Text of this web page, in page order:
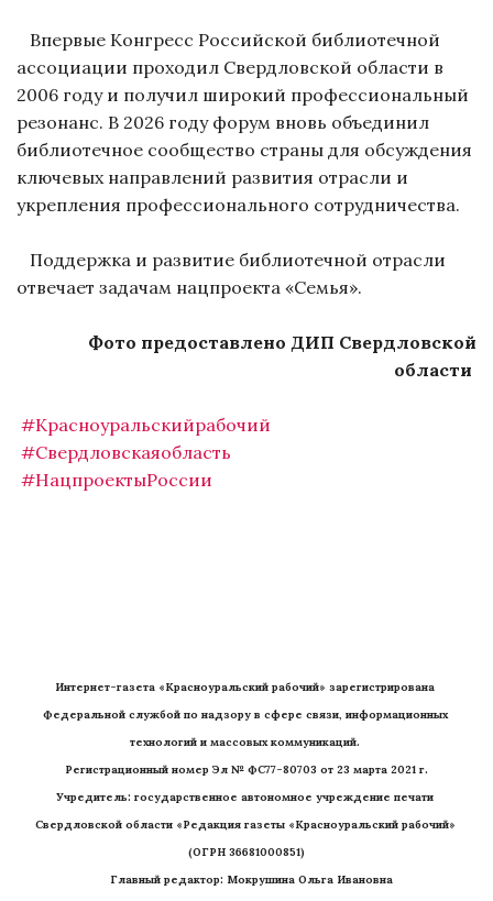
Впервые Конгресс Российской библиотечной
ассоциации проходил Свердловской области в
2006 году и получил широкий профессиональный
резонанс. В 2026 году форум вновь объединил
библиотечное сообщество страны для обсуждения
ключевых направлений развития отрасли и
укрепления профессионального сотрудничества.
Поддержка и развитие библиотечной отрасли
отвечает задачам нацпроекта «Семья».
Фото предоставлено ДИП Свердловской
области
#Красноуральскийрабочий
#Свердловскаяобласть
#НацпроектыРоссии
Интернет-газета «Красноуральский рабочий» зарегистрирована
Федеральной службой по надзору в сфере связи, информационных
технологий и массовых коммуникаций.
Регистрационный номер Эл № ФС77-80703 от 23 марта 2021 г.
Учредитель: государственное автономное учреждение печати
Свердловской области «Редакция газеты «Красноуральский рабочий»
(ОГРН 36681000851)
   Главный редактор: Мокрушина Ольга Ивановна